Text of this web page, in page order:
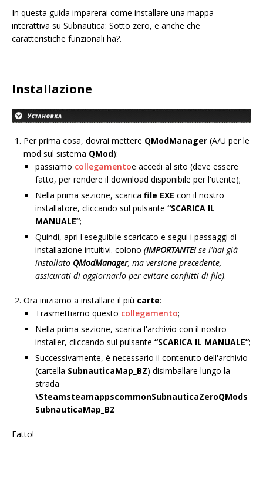
In questa guida imparerai come installare una mappa
interattiva su Subnautica: Sotto zero, e anche che
caratteristiche funzionali ha?.
Installazione
Per prima cosa, dovrai mettere QModManager (A/U per le
mod sul sistema QMod):
passiamo collegamentoe accedi al sito (deve essere
fatto, per rendere il download disponibile per l'utente);
Nella prima sezione, scarica file EXE con il nostro
installatore, cliccando sul pulsante “SCARICA IL
MANUALE”;
Quindi, apri l'eseguibile scaricato e segui i passaggi di
installazione intuitivi. colono (IMPORTANTE!se l'hai già
installato QModManager, ma versione precedente,
assicurati di aggiornarlo per evitare conflitti di file).
Ora iniziamo a installare il più carte:
Trasmettiamo questo collegamento;
Nella prima sezione, scarica l'archivio con il nostro
installer, cliccando sul pulsante “SCARICA IL MANUALE”;
Successivamente, è necessario il contenuto dell'archivio
(cartella SubnauticaMap_BZ) disimballare lungo la
strada
\SteamsteamappscommonSubnauticaZeroQMods
SubnauticaMap_BZ
Fatto!